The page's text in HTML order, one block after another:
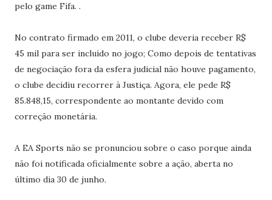
pelo game Fifa. .
No contrato firmado em 2011, o clube deveria receber R$
45 mil para ser incluído no jogo; Como depois de tentativas
de negociação fora da esfera judicial não houve pagamento,
o clube decidiu recorrer à Justiça. Agora, ele pede R$
85.848,15, correspondente ao montante devido com
correção monetária.
A EA Sports não se pronunciou sobre o caso porque ainda
não foi notificada oficialmente sobre a ação, aberta no
último dia 30 de junho.